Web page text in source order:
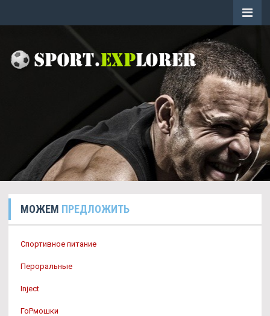
МОЖЕМ ПРЕДЛОЖИТЬ
Спортивное питание
Пероральные
Inject
ГоРмошки